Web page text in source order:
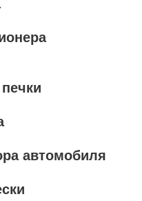
автомобиля